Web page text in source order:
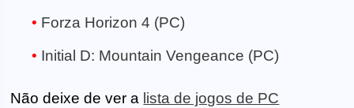
Forza Horizon 4 (PC)
Initial D: Mountain Vengeance (PC)
Não deixe de ver a lista de jogos de PC